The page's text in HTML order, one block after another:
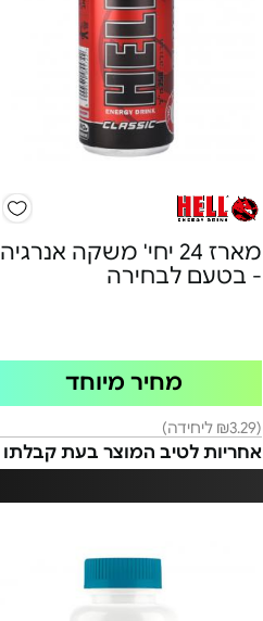
מארז 24 יחי' משקה אנרגיה
- בטעם לבחירה
מחיר מיוחד
(₪3.29 ליחידה)
אחריות לטיב המוצר בעת קבלתו